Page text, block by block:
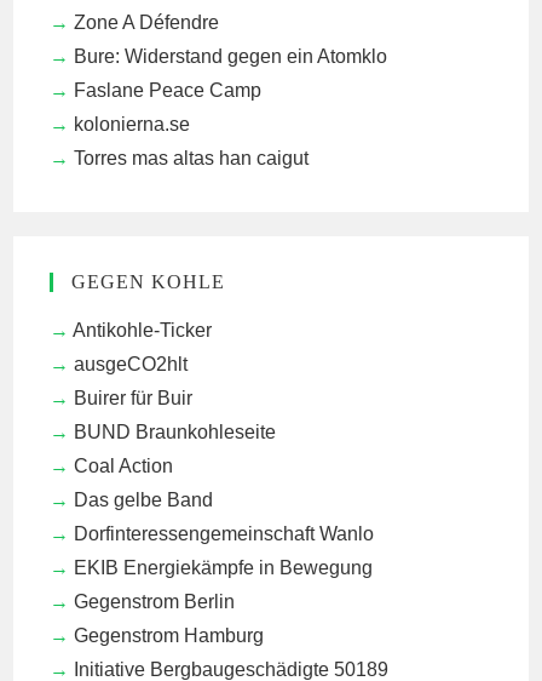
Zone A Défendre
Bure: Widerstand gegen ein Atomklo
Faslane Peace Camp
kolonierna.se
Torres mas altas han caigut
GEGEN KOHLE
Antikohle-Ticker
ausgeCO2hlt
Buirer für Buir
BUND Braunkohleseite
Coal Action
Das gelbe Band
Dorfinteressengemeinschaft Wanlo
EKIB Energiekämpfe in Bewegung
Gegenstrom Berlin
Gegenstrom Hamburg
Initiative Bergbaugeschädigte 50189